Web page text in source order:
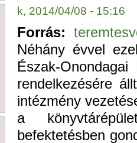
k, 2014/04/08 - 15:16
Forrás:
Néhány évvel
Észak-
rendelkezésére
intézmény
a
befektetésben